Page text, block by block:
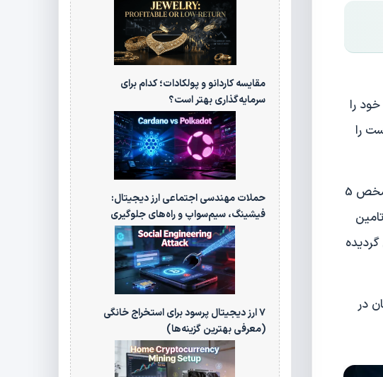
ایده‌های خود را
10میلیارد تومان است را
فرض کنیم که قیمت هر واحد آماده تحویل در همان منطقه، 2میلیارد تومان است. حال کافی است شخص 5
در
مقایسه کاردانو و پولکادات؛ کدام برای
سرمایه‌گذاری بهتر است؟
حملات مهندسی اجتماعی ارز دیجیتال:
فیشینگ، سیم‌سواپ و راه‌های جلوگیری
۷ ارز دیجیتال پرسود برای استخراج خانگی
(معرفی بهترین گزینه‌ها)